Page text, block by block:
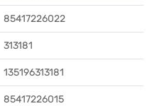
85417226022
313181
135196313181
85417226015